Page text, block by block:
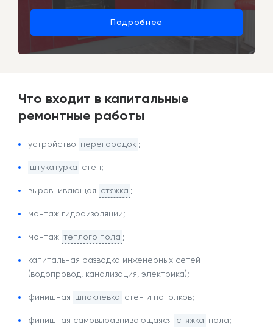
Подробнее
Что входит в капитальные
ремонтные работы
устройство перегородок ;
штукатурка стен;
выравнивающая стяжка ;
монтаж гидроизоляции;
монтаж теплого пола ;
капитальная разводка инженерных сетей
(водопровод, канализация, электрика);
финишная шпаклевка стен и потолков;
финишная самовыравнивающаяся стяжка пола;